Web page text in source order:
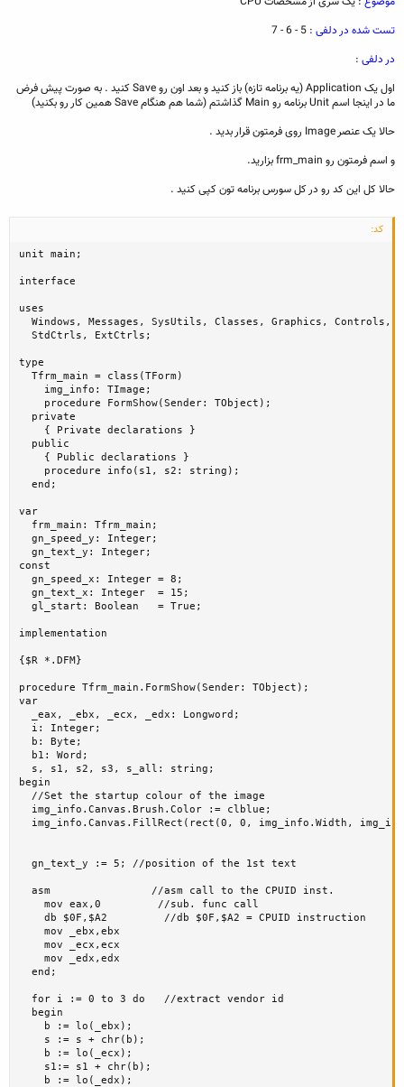
تست شده در دلفی : 5 - 6 - 7
در دلفی :
اول یک Application (یه برنامه تازه) باز کنید و بعد اون رو Save کنید . به صورت پیش فرض
ما در اینجا اسم Unit برنامه رو Main گذاشتم (شما هم هنگام Save همین کار رو بکنید)
حالا یک عنصر Image روی فرمتون قرار بدید .
و اسم فرمتون رو frm_main بزارید.
حالا کل این کد رو در کل سورس برنامه تون کپی کنید .
کد:
unit main;
interface
uses
Windows, Messages, SysUtils, Classes, Graphics, Controls,
  StdCtrls, ExtCtrls;
type
  Tfrm_main = class(TForm)
    img_info: TImage;
    procedure FormShow(Sender: TObject);
  private
    { Private declarations }
  public
    { Public declarations }
    procedure info(s1, s2: string);
  end;
var
  frm_main: Tfrm_main;
  gn_speed_y: Integer;
  gn_text_y: Integer;
const
  gn_speed_x: Integer = 8;
  gn_text_x: Integer  = 15;
  gl_start: Boolean   = True;
implementation
{$R *.DFM}
procedure Tfrm_main.FormShow(Sender: TObject);
var
  _eax, _ebx, _ecx, _edx: Longword;
  i: Integer;
  b: Byte;
  b1: Word;
  s, s1, s2, s3, s_all: string;
begin
  //Set the startup colour of the image
  img_info.Canvas.Brush.Color := clblue;
img_info.Canvas.FillRect(rect(0, 0, img_info.Width,
  gn_text_y := 5; //position of the 1st text
  asm                //asm call to the CPUID inst.
    mov eax,0         //sub. func call
    db $0F,$A2         //db $0F,$A2 = CPUID instruction
    mov _ebx,ebx
    mov _ecx,ecx
    mov _edx,edx
  end;
  for i := 0 to 3 do   //extract vendor id
  begin
    b := lo(_ebx);
    s := s + chr(b);
    b := lo(_ecx);
    s1:= s1 + chr(b);
    b := lo(_edx);